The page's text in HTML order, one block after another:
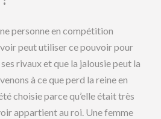
personne en compétition
peut utiliser ce pouvoir pour
rivaux et que la jalousie peut la
à ce que perd la reine en
choisie parce qu’elle était très
appartient au roi. Une femme